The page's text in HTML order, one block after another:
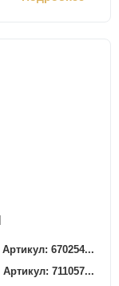
Артикул: 670254...
Артикул: 711057...